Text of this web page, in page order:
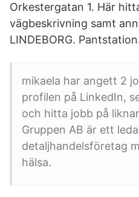
Orkestergatan 1. Här
vägbeskrivning samt
LINDEBORG.
mikaela har angett 2
profilen på LinkedIn,
och hitta jobb på
Gruppen AB är ett
detaljhandelsföretag
hälsa.